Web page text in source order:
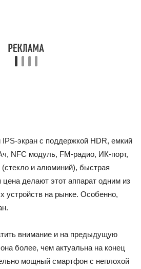
экран с поддержкой HDR, емкий
NFC модуль, FM-радио, ИК-порт,
и алюминий), быстрая
цена делают этот аппарат одним из
устройств на рынке. Особенно,
внимание и на предыдущую
более, чем актуальна на конец
мощный смартфон с неплохой